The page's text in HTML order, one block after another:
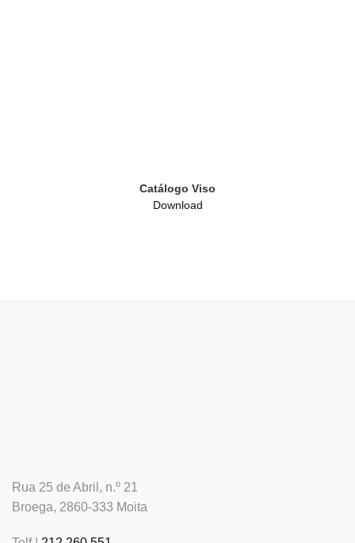
Catálogo Viso
Download
Rua 25 de Abril, n.º 21
Broega, 2860-333 Moita